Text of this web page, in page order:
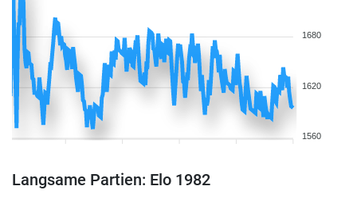
1680
1620
1560
Langsame Partien: Elo 1982